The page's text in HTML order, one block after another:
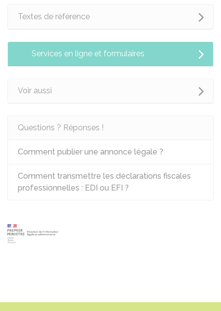
Textes de référence
Services en ligne et formulaires
Voir aussi
Questions ? Réponses !
Comment publier une annonce légale ?
Comment transmettre les déclarations fiscales
professionnelles : EDI ou EFI ?